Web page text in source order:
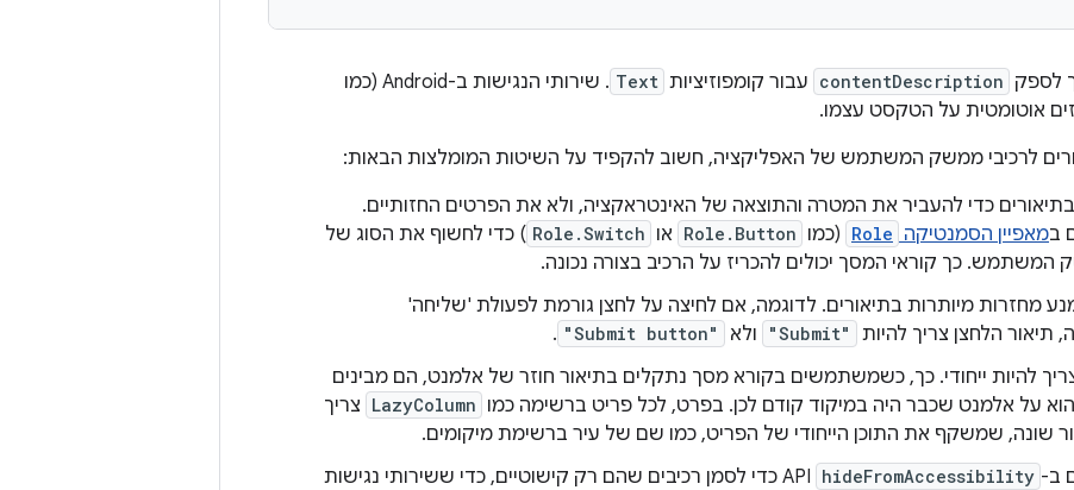
לספק contentDescription עבור קומפוזיציות Text
. שירותי הנגישות ב-Android (כמו
לרכיבי ממשק המשתמש של האפליקציה, חשוב להקפיד על השיטות המומלצות הבאות:
כדי להעביר את המטרה והתוצאה של האינטראקציה, ולא את הפרטים החזותיים.
במאפיין הסמנטיקה Role (כמו Role.Button או Role.Switch ) כדי לחשוף את הסוג של
המשתמש. כך קוראי המסך יכולים להכריז על הרכיב בצורה נכונה.
מחזרות מיותרות בתיאורים. לדוגמה, אם לחיצה על לחצן גורמת לפעולת 'שליחה'
תיאור הלחצן צריך להיות
"Submit" ולא "Submit button"
.
להיות ייחודי. כך, כשמשתמשים בקורא מסך נתקלים בתיאור חוזר של אלמנט, הם מבינים
על אלמנט שכבר היה במיקוד קודם לכן. בפרט, לכל פריט ברשימה כמו LazyColumn צריך
שונה, שמשקף את התוכן הייחודי של הפריט, כמו שם של עיר ברשימת מיקומים.
ב- hideFromAccessibility
API כדי לסמן רכיבים שהם רק קישוטיים, כדי ששירותי נגישות